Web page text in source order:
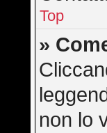
Top
»
non lo